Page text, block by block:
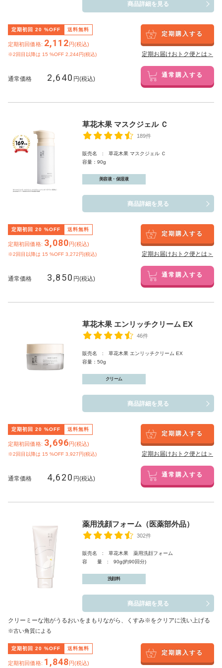
商品詳細を見る
定期初回 20 %OFF 送料無料
定期初回価格: 2,112円(税込)
※2回目以降は 15 %OFF 2,244円(税込)
定期購入する
定期お届けおトク便とは＞
通常価格 2,640 円(税込) 通常購入する
草花木果 マスクジェル Ｃ
189件
販売名 : 草花木果 マスクジェル Ｃ
容量：90g
美容液・保湿液
商品詳細を見る
定期初回 20 %OFF 送料無料
定期初回価格: 3,080円(税込)
※2回目以降は 15 %OFF 3,272円(税込)
定期購入する
定期お届けおトク便とは＞
通常価格 3,850 円(税込) 通常購入する
草花木果 エンリッチクリーム EX
46件
販売名 : 草花木果 エンリッチクリーム EX
容量：50g
クリーム
商品詳細を見る
定期初回 20 %OFF 送料無料
定期初回価格: 3,696円(税込)
※2回目以降は 15 %OFF 3,927円(税込)
定期購入する
定期お届けおトク便とは＞
通常価格 4,620 円(税込) 通常購入する
薬用洗顔フォーム（医薬部外品）
302件
販売名 : 草花木果 薬用洗顔フォーム
容 量 : 90g(約90回分)
洗顔料
商品詳細を見る
クリーミーな泡がうるおいをまもりながら、くすみ※をクリアに洗い上げる
※古い角質による
定期初回 20 %OFF 送料無料
定期初回価格: 1,848円(税込)
定期購入する